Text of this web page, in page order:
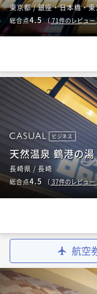
東京都 / 銀座・日本橋・
総合点4.5（71件のレビュー
ビジネス
天然温泉 鶴港の
長崎県 / 長崎
総合点4.5 （ 37件のレビュー
航空